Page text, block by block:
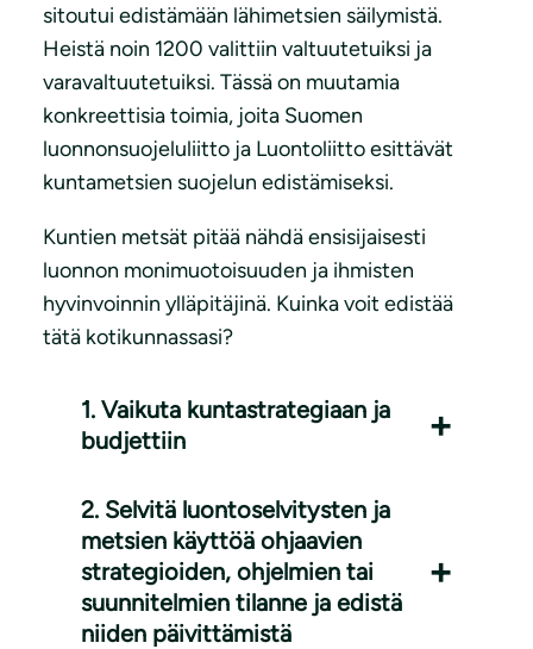
sitoutui edistämään lähimetsien säilymistä.
Heistä noin 1200 valittiin valtuutetuiksi ja
varavaltuutetuiksi. Tässä on muutamia
konkreettisia toimia, joita Suomen
luonnonsuojeluliitto ja Luontoliitto esittävät
kuntametsien suojelun edistämiseksi.
Kuntien metsät pitää nähdä ensisijaisesti
luonnon monimuotoisuuden ja ihmisten
hyvinvoinnin ylläpitäjinä. Kuinka voit edistää
tätä kotikunnassasi?
1. Vaikuta kuntastrategiaan ja
budjettiin
2. Selvitä luontoselvitysten ja
metsien käyttöä ohjaavien
strategioiden, ohjelmien tai
suunnitelmien tilanne ja edistä
niiden päivittämistä